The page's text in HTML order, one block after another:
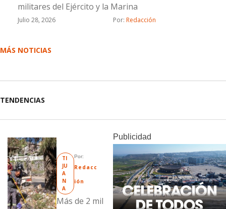
militares del Ejército y la Marina
Julio 28, 2026 Por: Redacción
MÁS NOTICIAS
TENDENCIAS
TI
JU
A
N
A
Por:
Redacc
ión
Más de 2 mil
Publicidad